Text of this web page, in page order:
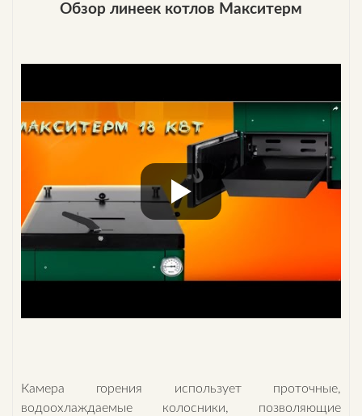
Обзор линеек котлов Макситерм
Камера горения использует проточные,
водоохлаждаемые колосники, позволяющие